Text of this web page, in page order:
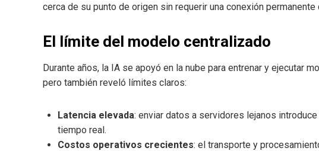
cerca de su punto de origen sin requerir una conexión permanente
El límite del modelo centralizado
Durante años, la IA se apoyó en la nube para entrenar y ejecutar
pero también reveló límites claros:
Latencia elevada: enviar datos a servidores lejanos
tiempo real.
Costos operativos crecientes: el transporte y